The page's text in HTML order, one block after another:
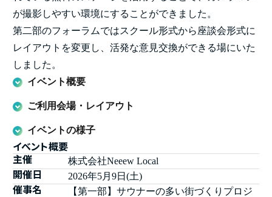
が撮影しやすい環境にすることができました。
第二部のフォーラムではスクール形式から座談会形式に
レイアウトを変更し、活発な意見交換ができる場にいた
しました。
イベント概要
ご利用会場・レイアウト
イベントの様子
イベント概要
主催
株式会社Neeew Local
開催日 2026年5月9日(土)
催事名
【第一部】サウナーの多い街づくりプロジ